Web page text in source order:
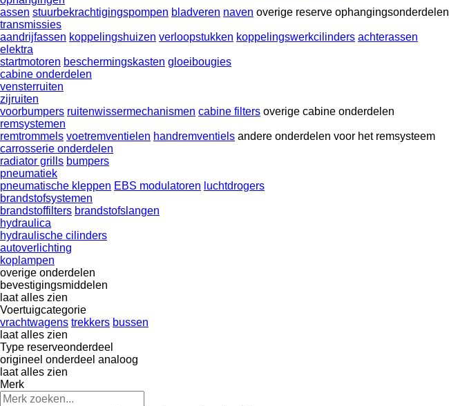
assen stuurbekrachtigingspompen bladveren naven overige reserve ophangingsonderdelen
transmissies
aandrijfassen koppelingshuizen verloopstukken koppelingswerkcilinders achterassen
elektra
startmotoren beschermingskasten gloeibougies
cabine onderdelen
vensterruiten
zijruiten
voorbumpers ruitenwissermechanismen cabine filters overige cabine onderdelen
remsystemen
remtrommels voetremventielen handremventiels andere onderdelen voor het remsysteem
carrosserie onderdelen
radiator grills bumpers
pneumatiek
pneumatische kleppen EBS modulatoren luchtdrogers
brandstofsystemen
brandstoffilters brandstofslangen
hydraulica
hydraulische cilinders
autoverlichting
koplampen
overige onderdelen
bevestigingsmiddelen
laat alles zien
Voertuigcategorie
vrachtwagens trekkers bussen
laat alles zien
Type reserveonderdeel
origineel onderdeel analoog
laat alles zien
Merk